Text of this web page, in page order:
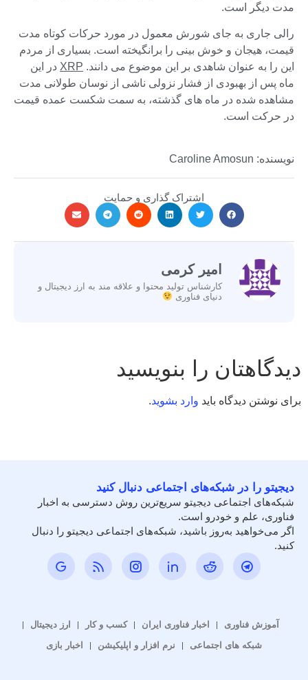
مدت دیگر است.
رالی جاری به جای شورش معمول در مورد حرکات کوتاه مدت
قیمت، هیجان و خوش بینی را برانگیخته است. بسیاری از مردم
این را به عنوان شاهدی بر این موضوع می دانند. XRP در این
ماه پس از بهبودی از فشار نزولی ناشی از نوسان طولانی مدت
مشاهده شده در ماه های گذشته، به سمت شکست عمده قیمت
در حرکت است.
نویسنده: Caroline Amosun
اشتراک گذاری و حمایت
امیر کرمی
کارشناس تولید محتوا و علاقه مند به ارز دیجیتال و
دنیای فناوری
دیدگاهتان را بنویسید
برای نوشتن دیدگاه باید وارد بشوید.
دیجیتو را در شبکه‌های اجتماعی دنبال کنید
شبکه‌های اجتماعی دیجیتو سریع‌ترین روش دسترسی به اخبار
فناوری، علم و خودرو است.
اگر می‌خواهید به‌روز باشید، شبکه‌های اجتماعی دیجیتو را دنبال
کنید.
آموزش فناوری اخبار فناوری ایران کسب و کار
ارز دیجیتال
شبکه های اجتماعی
نرم افزار و اپلیکیشن اخبار بازی